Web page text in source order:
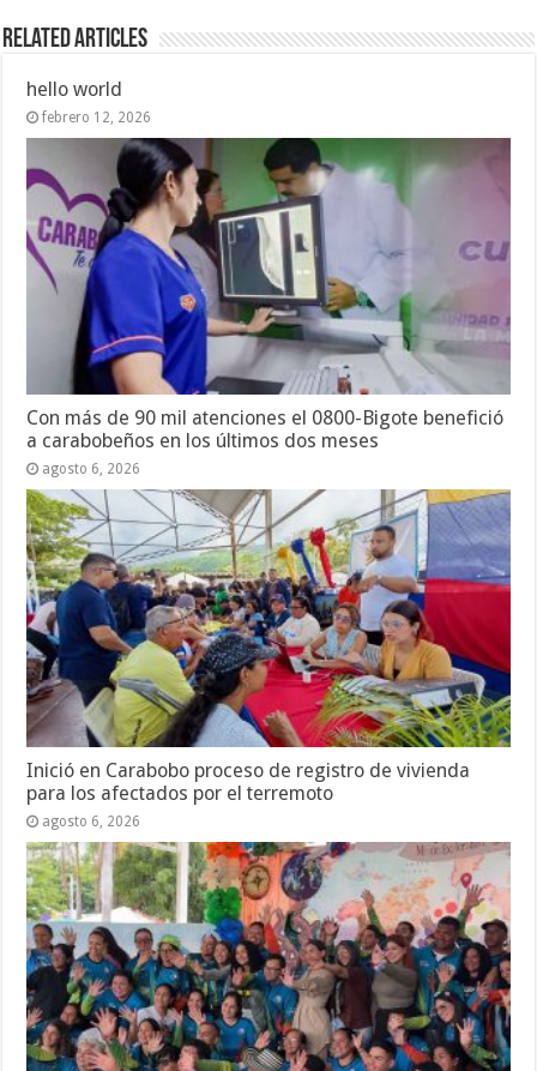
Related Articles
hello world
febrero 12, 2026
Con más de 90 mil atenciones el 0800-Bigote benefició
a carabobeños en los últimos dos meses
agosto 6, 2026
Inició en Carabobo proceso de registro de vivienda
para los afectados por el terremoto
agosto 6, 2026